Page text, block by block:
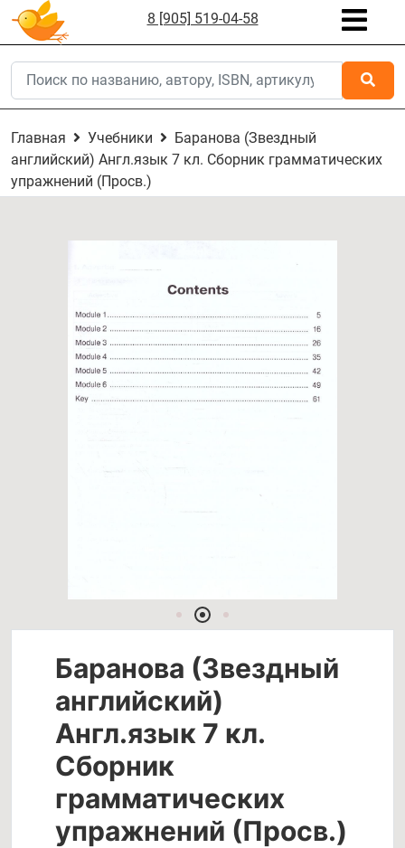
8 [905] 519-04-58
Главная Учебники
Баранова (Звездный
английский) Англ.язык 7 кл. Сборник грамматических
упражнений (Просв.)
Баранова (Звездный
английский)
Англ.язык 7 кл.
Сборник
грамматических
упражнений (Просв.)